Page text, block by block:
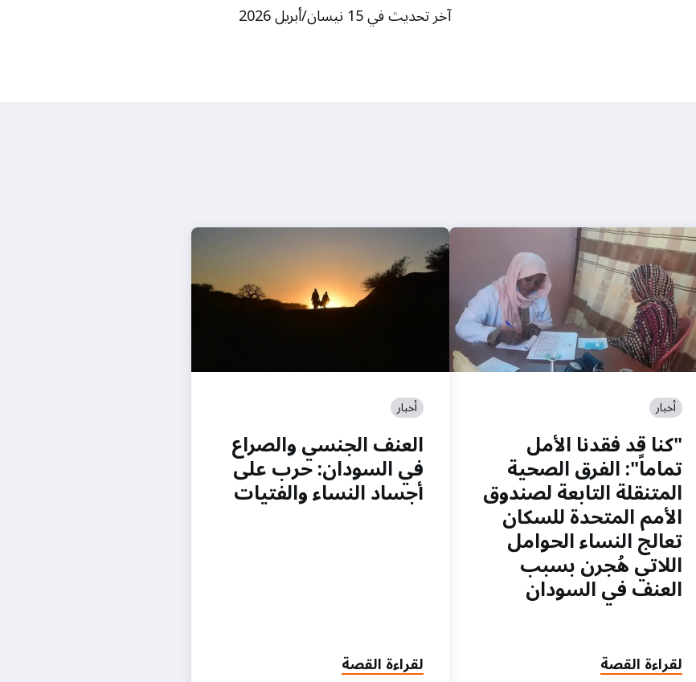
آخر تحديث في 15 نيسان/أبريل 2026
أخبار
"كنا قد فقدنا الأمل
تماماً": الفرق الصحية
المتنقلة التابعة لصندوق
الأمم المتحدة للسكان
تعالج النساء الحوامل
اللاتي هُجرن بسبب
العنف في السودان
لقراءة القصة
أخبار
العنف الجنسي والصراع
في السودان: حرب على
أجساد النساء والفتيات
لقراءة القصة